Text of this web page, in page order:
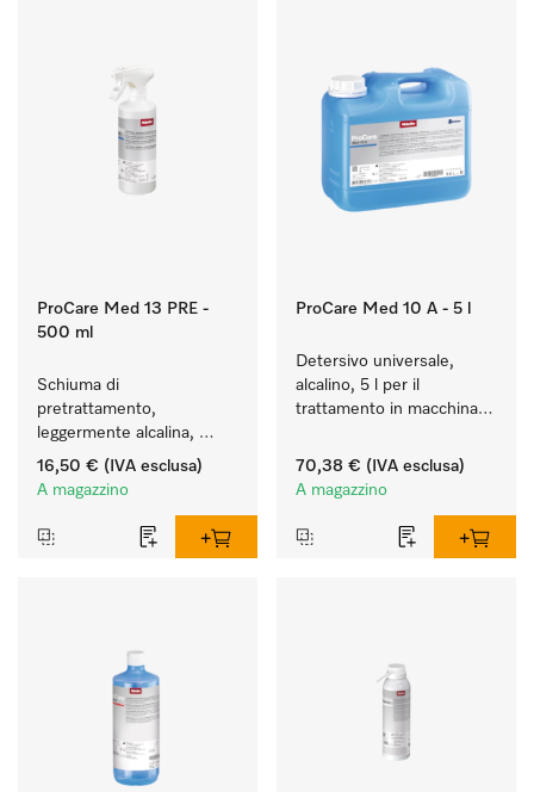
ProCare Med 13 PRE -
500 ml
Schiuma di
pretrattamento,
leggermente alcalina,
500 ml per
pretrattamento a mano,
16,50 € (IVA esclusa)
A magazzino
ProCare Med 10 A - 5 l
Detersivo universale,
alcalino, 5 l per il
trattamento in macchina
70,38 € (IVA esclusa)
A magazzino